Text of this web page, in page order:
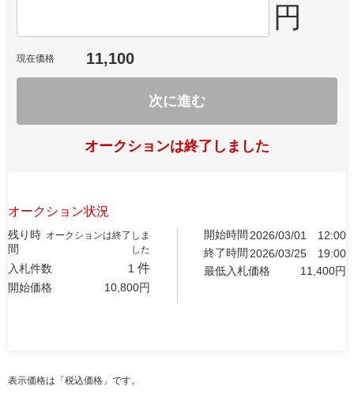
円
現在価格 11,100
次に進む
オークションは終了しました
オークション状況
残り時
間
オークションは終了しま
した
入札件数 1 件
開始価格 10,800円
開始時間 2026/03/01
12:00
終了時間 2026/03/25
19:00
最低入札価格
11,400円
表示価格は「税込価格」です。